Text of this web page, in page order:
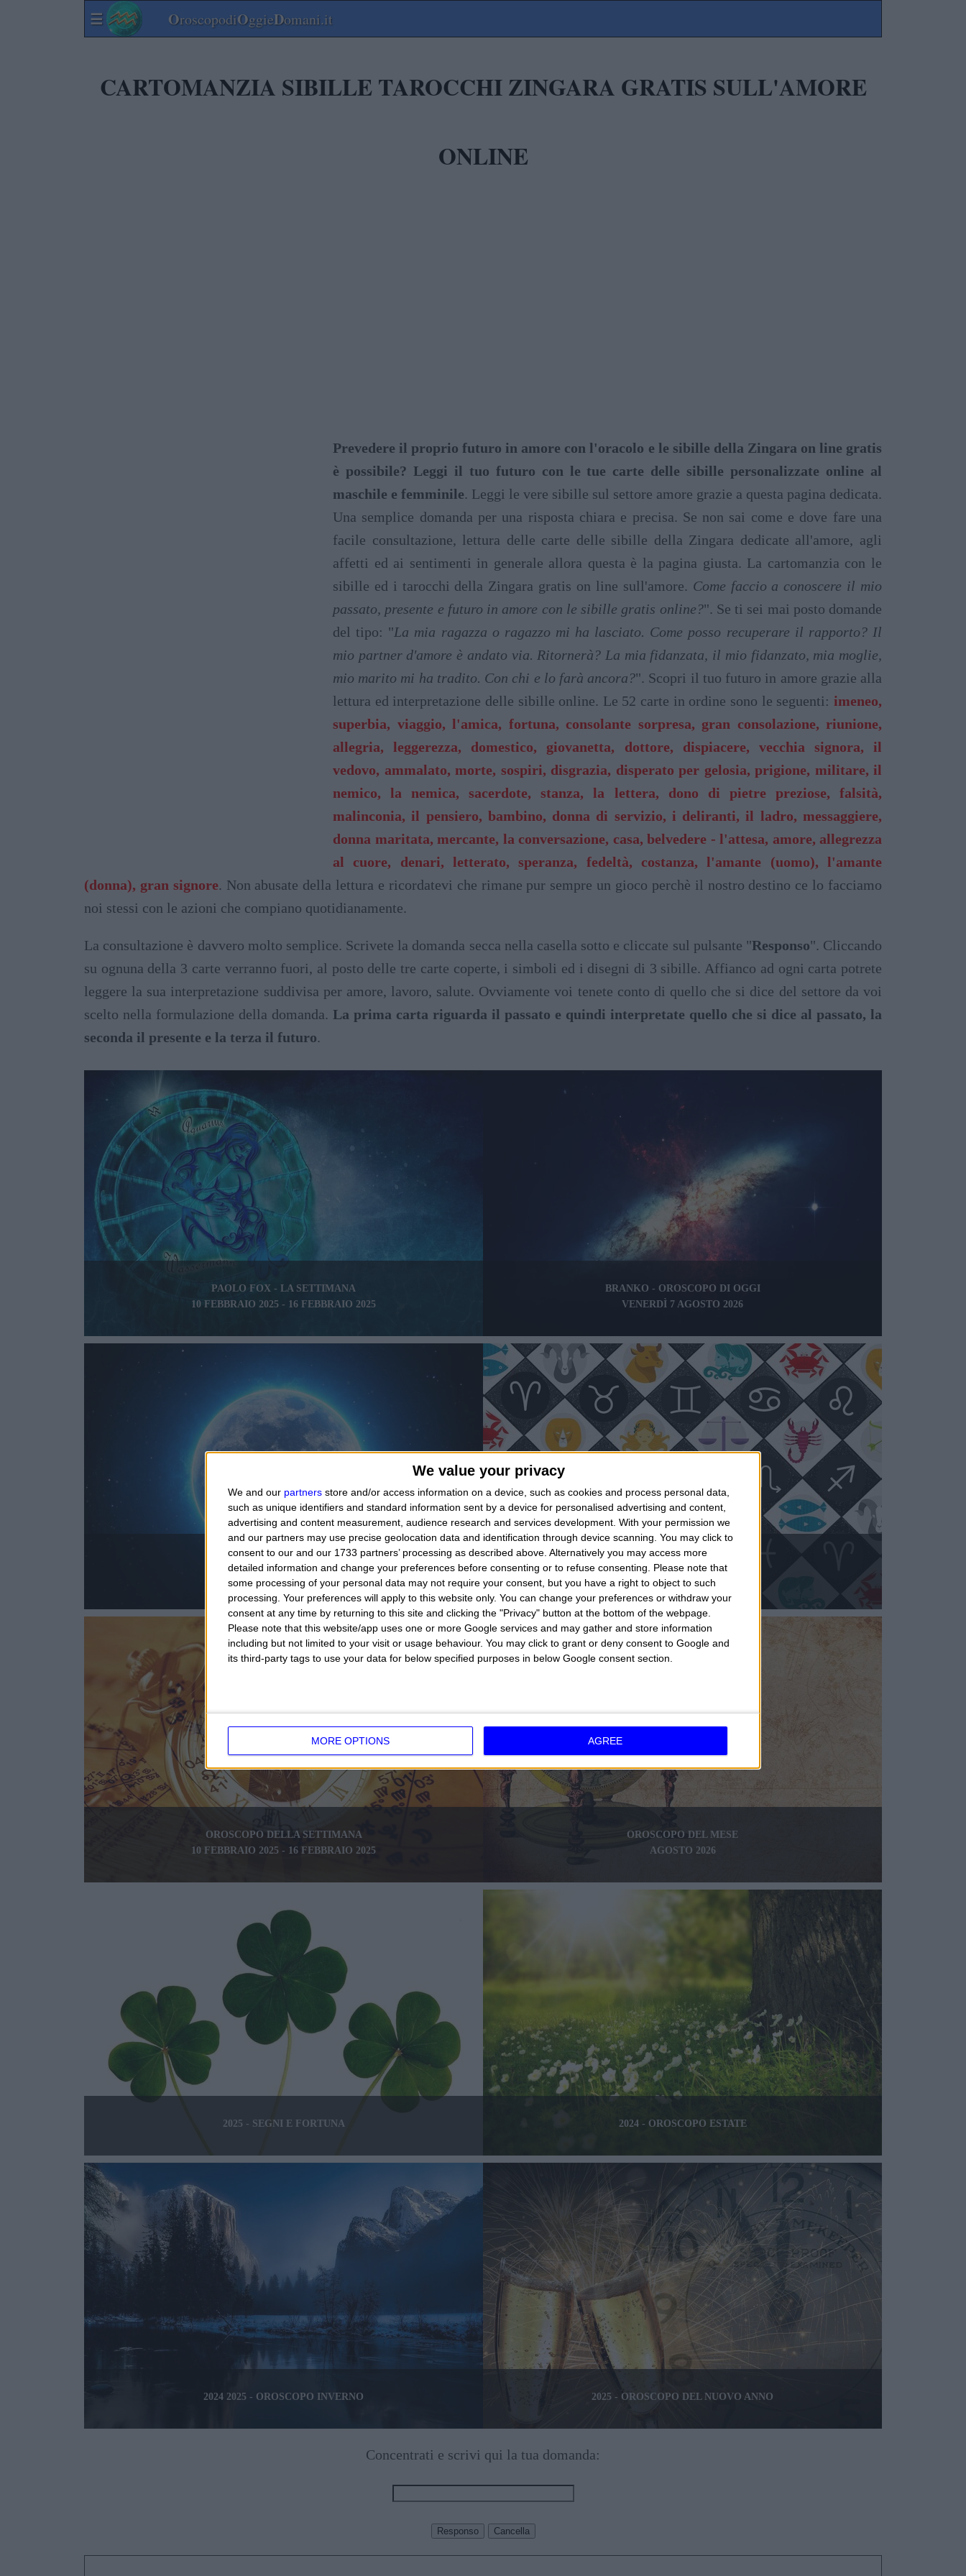
We value your privacy
We and our partners store and/or access information on a device, such as cookies and process personal data,
such as unique identifiers and standard information sent by a device for personalised advertising and content,
advertising and content measurement, audience research and services development. With your permission we
and our partners may use precise geolocation data and identification through device scanning. You may click to
consent to our and our 1733 partners’ processing as described above. Alternatively you may access more
detailed information and change your preferences before consenting or to refuse consenting.
Please note that
some processing of your personal data may not require your consent, but you have a right to object to such
processing. Your preferences will apply to this website only. You can change your preferences or withdraw your
consent at any time by returning to this site and clicking the "Privacy" button at the bottom of the webpage.
Please note that this website/app uses one or more Google services and may gather and store information
including but not limited to your visit or usage behaviour. You may click to grant or deny consent to Google and
its third-party tags to use your data for below specified purposes in below Google consent section.
MORE OPTIONS AGREE
☰ OroscopodiOggieDomani.it
CARTOMANZIA SIBILLE TAROCCHI ZINGARA GRATIS SULL'AMORE
ONLINE
Prevedere il proprio futuro in amore con l'oracolo e le sibille della Zingara on line gratis
è possibile? Leggi il tuo futuro con le tue carte delle sibille personalizzate online al
maschile e femminile. Leggi le vere sibille sul settore amore grazie a questa pagina dedicata.
Una semplice domanda per una risposta chiara e precisa. Se non sai come e dove fare una
facile consultazione, lettura delle carte delle sibille della Zingara dedicate all'amore, agli
affetti ed ai sentimenti in generale allora questa è la pagina giusta. La cartomanzia con le
sibille ed i tarocchi della Zingara gratis on line sull'amore. Come faccio a conoscere il mio
passato, presente e futuro in amore con le sibille gratis online?". Se ti sei mai posto domande
del tipo: "La mia ragazza o ragazzo mi ha lasciato. Come posso recuperare il rapporto? Il
mio partner d'amore è andato via. Ritornerà? La mia fidanzata, il mio fidanzato, mia moglie,
mio marito mi ha tradito. Con chi e lo farà ancora?". Scopri il tuo futuro in amore grazie alla
lettura ed interpretazione delle sibille online. Le 52 carte in ordine sono le seguenti: imeneo,
superbia, viaggio, l'amica, fortuna, consolante sorpresa, gran consolazione, riunione,
allegria, leggerezza, domestico, giovanetta, dottore, dispiacere, vecchia signora, il
vedovo, ammalato, morte, sospiri, disgrazia, disperato per gelosia, prigione, militare, il
nemico, la nemica, sacerdote, stanza, la lettera, dono di pietre preziose, falsità,
malinconia, il pensiero, bambino, donna di servizio, i deliranti, il ladro, messaggiere,
donna maritata, mercante, la conversazione, casa, belvedere - l'attesa, amore, allegrezza
al cuore, denari, letterato, speranza, fedeltà, costanza, l'amante (uomo), l'amante
(donna), gran signore. Non abusate della lettura e ricordatevi che rimane pur sempre un gioco perchè il nostro destino ce lo facciamo
noi stessi con le azioni che compiano quotidianamente.
La consultazione è davvero molto semplice. Scrivete la domanda secca nella casella sotto e cliccate sul pulsante "Responso". Cliccando
su ognuna della 3 carte verranno fuori, al posto delle tre carte coperte, i simboli ed i disegni di 3 sibille. Affianco ad ogni carta potrete
leggere la sua interpretazione suddivisa per amore, lavoro, salute. Ovviamente voi tenete conto di quello che si dice del settore da voi
scelto nella formulazione della domanda. La prima carta riguarda il passato e quindi interpretate quello che si dice al passato, la
seconda il presente e la terza il futuro.
PAOLO FOX - LA SETTIMANA
10 FEBBRAIO 2025 - 16 FEBBRAIO 2025
BRANKO - OROSCOPO DI OGGI
VENERDÌ 7 AGOSTO 2026
OROSCOPO DI OGGI
VENERDÌ 7 AGOSTO 2026
OROSCOPO DI DOMANI
SABATO 8 AGOSTO 2026
OROSCOPO DELLA SETTIMANA
10 FEBBRAIO 2025 - 16 FEBBRAIO 2025
OROSCOPO DEL MESE
AGOSTO 2026
2025 - SEGNI E FORTUNA 2024 - OROSCOPO ESTATE
2024 2025 - OROSCOPO INVERNO 2025 - OROSCOPO DEL NUOVO ANNO
Concentrati e scrivi qui la tua domanda: